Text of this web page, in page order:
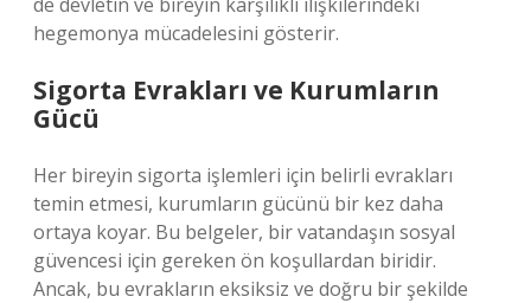
hegemonya mücadelesini gösterir.
Sigorta Evrakları ve Kurumların
Gücü
Her bireyin sigorta işlemleri için belirli evrakları
temin etmesi, kurumların gücünü bir kez daha
ortaya koyar. Bu belgeler, bir vatandaşın sosyal
güvencesi için gereken ön koşullardan biridir.
Ancak, bu evrakların eksiksiz ve doğru bir şekilde